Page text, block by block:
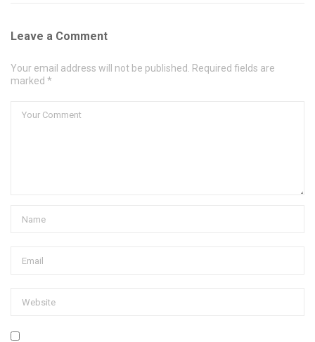
Leave a Comment
Your email address will not be published. Required fields are
marked *